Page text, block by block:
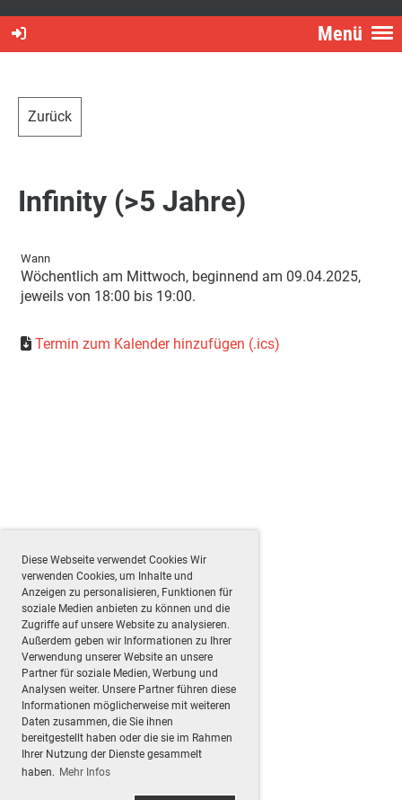
Diese Webseite verwendet Cookies Wir
verwenden Cookies, um Inhalte und
Anzeigen zu personalisieren, Funktionen für
soziale Medien anbieten zu können und die
Zugriffe auf unsere Website zu analysieren.
Außerdem geben wir Informationen zu Ihrer
Verwendung unserer Website an unsere
Partner für soziale Medien, Werbung und
Analysen weiter. Unsere Partner führen diese
Informationen möglicherweise mit weiteren
Daten zusammen, die Sie ihnen
bereitgestellt haben oder die sie im Rahmen
Ihrer Nutzung der Dienste gesammelt
haben. Mehr Infos
Menü
Zurück
Infinity (>5 Jahre)
Wann
Wöchentlich am Mittwoch, beginnend am 09.04.2025,
jeweils von 18:00 bis 19:00.
Termin zum Kalender hinzufügen (.ics)